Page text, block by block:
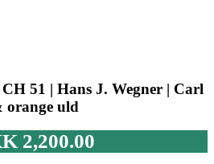
51 | Hans J. Wegner | Carl
orange uld
2,200.00